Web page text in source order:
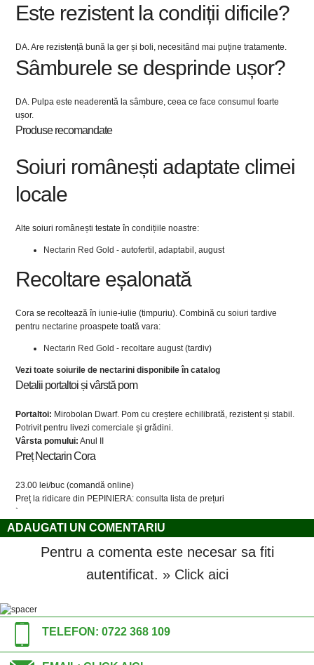
Este rezistent la condiții dificile?
DA. Are rezistență bună la ger și boli, necesitând mai puține tratamente.
Sâmburele se desprinde ușor?
DA. Pulpa este neaderentă la sâmbure, ceea ce face consumul foarte
ușor.
Produse recomandate
Soiuri românești adaptate climei
locale
Alte soiuri românești testate în condițiile noastre:
Nectarin Red Gold - autofertil, adaptabil, august
Recoltare eșalonată
Cora se recoltează în iunie-iulie (timpuriu). Combină cu soiuri tardive
pentru nectarine proaspete toată vara:
Nectarin Red Gold - recoltare august (tardiv)
Vezi toate soiurile de nectarini disponibile în catalog
Detalii portaltoi și vârstă pom
Portaltoi: Mirobolan Dwarf. Pom cu creștere echilibrată, rezistent și stabil.
Potrivit pentru livezi comerciale și grădini.
Vârsta pomului: Anul II
Preț Nectarin Cora
23.00 lei/buc (comandă online)
Preț la ridicare din PEPINIERA: consulta lista de prețuri
`
ADAUGATI UN COMENTARIU
Pentru a comenta este necesar sa fiti
autentificat. » Click aici
TELEFON: 0722 368 109